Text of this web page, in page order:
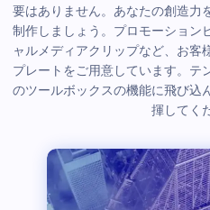
要はありません。あなたの創造力
制作しましょう。プロモーション
ャルメディアクリップなど、お客
プレートをご用意しています。テ
のツールボックスの機能に飛び込
揮してく